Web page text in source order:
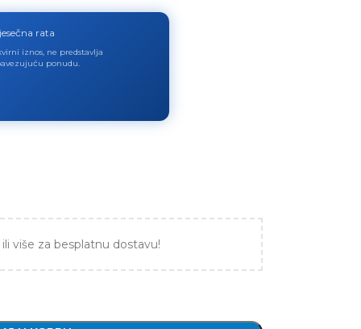
rata
iznos, ne predstavlja
ponudu.
ili više za besplatnu dostavu!